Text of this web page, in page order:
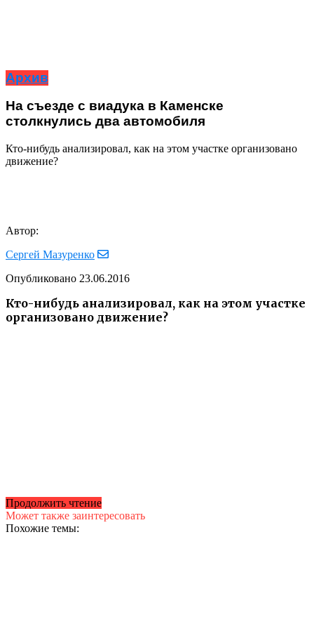
Архив
На съезде с виадука в Каменске
столкнулись два автомобиля
Кто-нибудь анализировал, как на этом участке организовано
движение?
Автор:
Сергей Мазуренко
Опубликовано 23.06.2016
Кто-нибудь анализировал, как на этом участке
организовано движение?
Продолжить чтение
Может также заинтересовать
Похожие темы: